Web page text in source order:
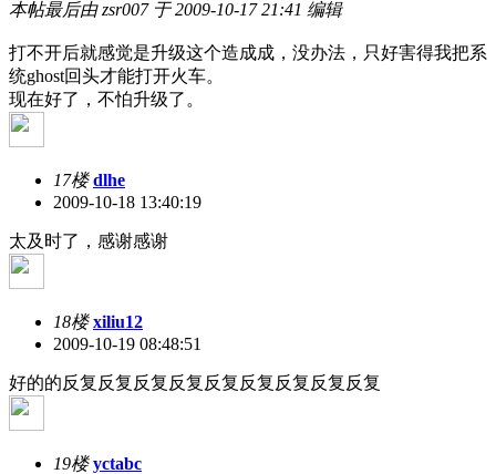
本帖最后由 zsr007 于 2009-10-17 21:41 编辑
打不开后就感觉是升级这个造成成，没办法，只好害得我把系
统ghost回头才能打开火车。
现在好了，不怕升级了。
17楼 dlhe
2009-10-18 13:40:19
太及时了，感谢感谢
18楼 xiliu12
2009-10-19 08:48:51
好的的反复反复反复反复反复反复反复反复反复
19楼 yctabc